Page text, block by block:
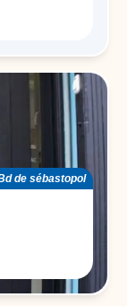
de sébastopol